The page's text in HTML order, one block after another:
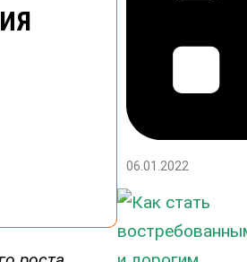
06.01.2022